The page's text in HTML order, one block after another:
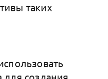
таких